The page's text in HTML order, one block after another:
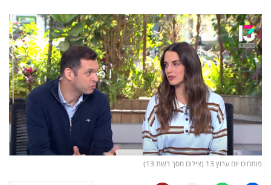
משפט
מדדים
ומחקרים
דעות
רכילות
עסקית
קריפטו
פותחים יום ערוץ 13 (צילום מסך רשת 13)